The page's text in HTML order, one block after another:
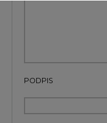
PODPIS